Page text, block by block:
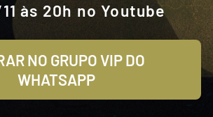
às 20h no Youtube
NO GRUPO VIP DO
WHATSAPP